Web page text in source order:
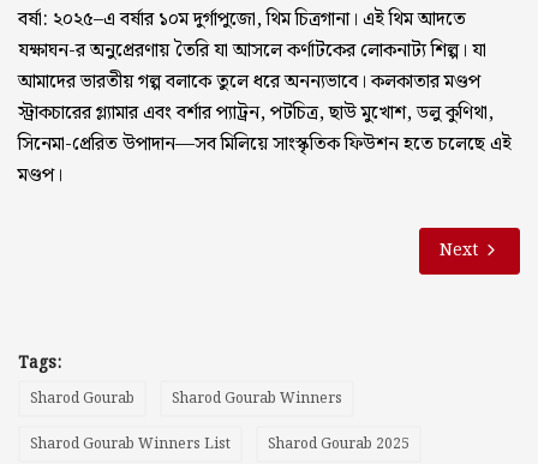
বর্ষা: ২০২৫–এ বর্ষার ১০ম দুর্গাপুজো, থিম চিত্রগানা। এই থিম আদতে
যক্ষাঘন-র অনুপ্রেরণায় তৈরি যা আসলে কর্ণাটকের লোকনাট্য শিল্প। যা
আমাদের ভারতীয় গল্প বলাকে তুলে ধরে অনন্যভাবে। কলকাতার মণ্ডপ
স্ট্রাকচারের গ্ল্যামার এবং বর্শার প্যাট্রন, পটচিত্র, ছাউ মুখোশ, ডলু কুণিথা,
সিনেমা-প্রেরিত উপাদান—সব মিলিয়ে সাংস্কৃতিক ফিউশন হতে চলেছে এই
মণ্ডপ।
Next
Tags:
Sharod Gourab
Sharod Gourab Winners
Sharod Gourab Winners List
Sharod Gourab 2025